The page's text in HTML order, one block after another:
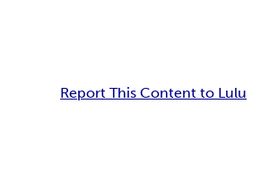
Report This Content to Lulu